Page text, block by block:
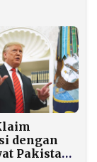
dengan
Pakistan